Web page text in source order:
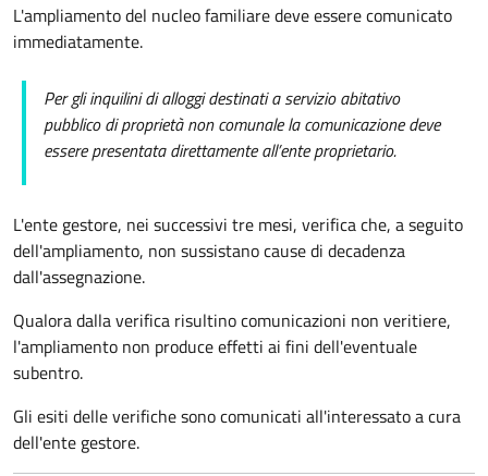
L'ampliamento del nucleo familiare deve essere comunicato
immediatamente.
Per gli inquilini di alloggi destinati a servizio abitativo
pubblicodi proprietà non comunale la comunicazione deve
essere presentata direttamente all’ente proprietario.
L'ente gestore, nei successivi tre mesi, verifica che, a seguito
dell'ampliamento, non sussistano cause di decadenza
dall'assegnazione.
Qualora dalla verifica risultino comunicazioni non veritiere,
l'ampliamento non produce effetti ai fini dell'eventuale
subentro.
Gli esiti delle verifiche sono comunicati all'interessato a cura
dell'ente gestore.